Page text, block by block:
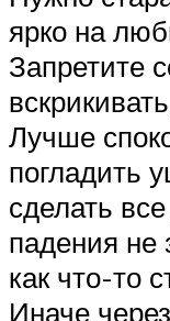
ярко на
Запретите
Лучше
погладить
сделать
падения не
как что-то
Иначе